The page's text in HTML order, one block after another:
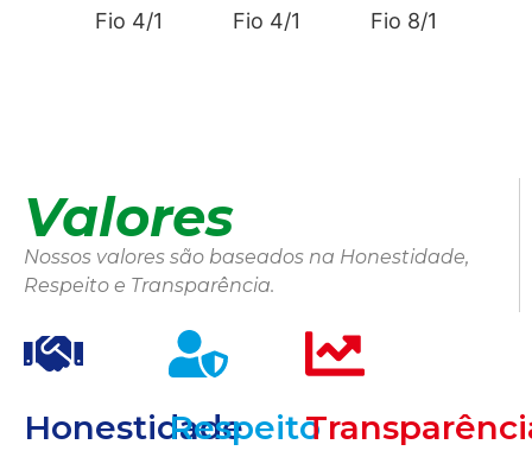
Fio 4/1 Fio 4/1 Fio 8/1
Valores
Nossos valores são baseados na Honestidade,
Respeito e Transparência.
HonestidadeRespeito